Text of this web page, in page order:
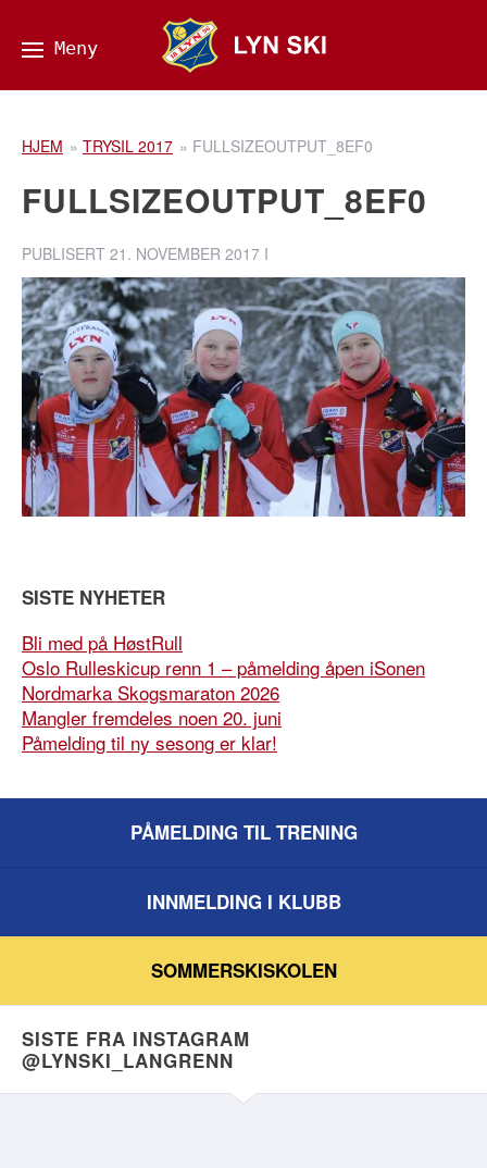
HJEM » TRYSIL 2017 » FULLSIZEOUTPUT_8EF0
FULLSIZEOUTPUT_8EF0
PUBLISERT 21. NOVEMBER 2017 I
SISTE NYHETER
Bli med på HøstRull
Oslo Rulleskicup renn 1 – påmelding åpen iSonen
Nordmarka Skogsmaraton 2026
Mangler fremdeles noen 20. juni
Påmelding til ny sesong er klar!
PÅMELDING TIL TRENING
INNMELDING I KLUBB
SOMMERSKISKOLEN
SISTE FRA INSTAGRAM
@LYNSKI_LANGRENN